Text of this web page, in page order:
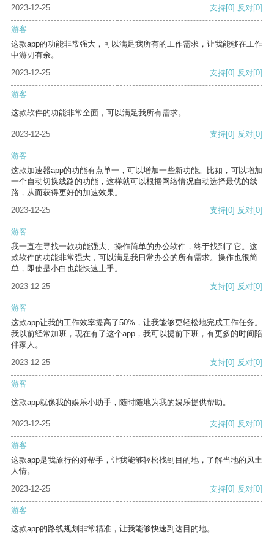
2023-12-25 支持[0] 反对[0]
游客
这款app的功能非常强大，可以满足我所有的工作需求，让我能够在工作
中游刃有余。
2023-12-25
支持[0] 反对[0]
游客
这款软件的功能非常全面，可以满足我所有需求。
2023-12-25 支持[0] 反对[0]
游客
这款加速器app的功能有点单一，可以增加一些新功能。比如，可以增加
一个自动切换线路的功能，这样就可以根据网络情况自动选择最优的线
路，从而获得更好的加速效果。
2023-12-25
支持[0] 反对[0]
游客
我一直在寻找一款功能强大、操作简单的办公软件，终于找到了它。这
款软件的功能非常强大，可以满足我日常办公的所有需求。操作也很简
单，即使是小白也能快速上手。
2023-12-25
支持[0] 反对[0]
游客
这款app让我的工作效率提高了50%，让我能够更轻松地完成工作任务。
我以前经常加班，现在有了这个app，我可以提前下班，有更多的时间陪
伴家人。
2023-12-25
支持[0] 反对[0]
游客
这款app就像我的娱乐小助手，随时随地为我的娱乐提供帮助。
2023-12-25 支持[0] 反对[0]
游客
这款app是我旅行的好帮手，让我能够轻松找到目的地，了解当地的风土
人情。
2023-12-25
支持[0] 反对[0]
游客
这款app的路线规划非常精准，让我能够快速到达目的地。